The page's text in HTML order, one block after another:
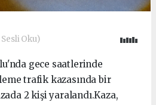
Oku)
gece saatlerinde
trafik kazasında bir
2 kişi yaralandı.Kaza,